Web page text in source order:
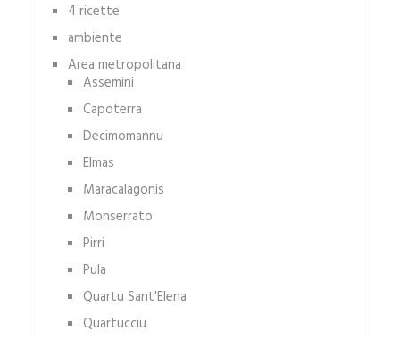
4 ricette
ambiente
Area metropolitana
Assemini
Capoterra
Decimomannu
Elmas
Maracalagonis
Monserrato
Pirri
Pula
Quartu Sant'Elena
Quartucciu